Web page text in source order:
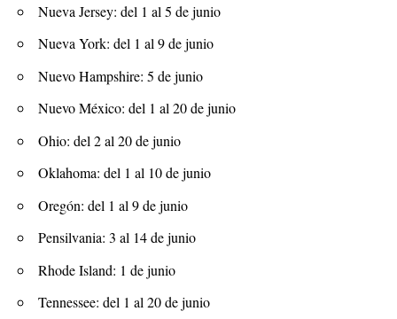
Nueva Jersey: del 1 al 5 de junio
Nueva York: del 1 al 9 de junio
Nuevo Hampshire: 5 de junio
Nuevo México: del 1 al 20 de junio
Ohio: del 2 al 20 de junio
Oklahoma: del 1 al 10 de junio
Oregón: del 1 al 9 de junio
Pensilvania: 3 al 14 de junio
Rhode Island: 1 de junio
Tennessee: del 1 al 20 de junio